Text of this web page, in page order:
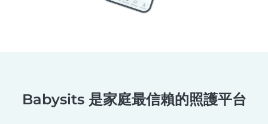
Babysits 是家庭最信賴的照護平台